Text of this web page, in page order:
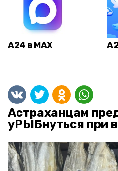
А24 в MAX
Астраханцам
уРЫБнуться при